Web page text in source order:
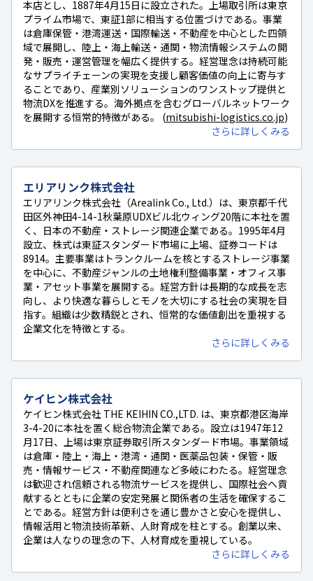
本店とし、1887年4月15日に設立された。上場取引所は東京
プライム市場で、東証1部に相当する位置づけである。事業
は倉庫保管・港湾運送・国際輸送・不動産を中心とした四領
域で展開し、陸上・海上輸送・通関・物流情報システムの開
発・販売・運営管理を幅広く提供する。経営理念は持続可能
なサプライチェーンの実現を支援し顧客価値の向上に寄与す
ることであり、産業別ソリューションのワンストップ提供と
物流DXを推進する。海外拠点を含むグローバルネットワーク
を展開する恒常的特徴がある。 (mitsubishi-logistics.co.jp)
さらに詳しくみる
エリアリンク株式会社
エリアリンク株式会社（Arealink Co., Ltd.）は、東京都千代
田区外神田4-14-1秋葉原UDXビル北ウィング20階に本社を置
く、日本の不動産・ストレージ関連企業である。1995年4月
設立、株式は東証スタンダード市場に上場、証券コードは
8914。主要事業はトランクルームを核とするストレージ事業
を中心に、不動産ジャンルの土地権利整備事業・オフィス事
業・アセット事業を展開する。経営方針は長期的な成長を志
向し、より快適な暮らしとモノを大切にする社会の実現を目
指す。組織は少数精鋭とされ、恒常的な価値創出を重視する
企業文化を特徴とする。
さらに詳しくみる
ケイヒン株式会社
ケイヒン株式会社 THE KEIHIN CO.,LTD. は、東京都港区海岸
3-4-20に本社を置く総合物流企業である。設立は1947年12
月17日、上場は東京証券取引所スタンダード市場。事業領域
は倉庫・陸上・海上・港湾・通関・医薬品包装・保管・販
売・情報サービス・不動産関連など多岐にわたる。経営理念
は歓迎され信頼される物流サービスを提供し、国際社会へ貢
献するとともに企業の安定発展と関係者の生活を確保するこ
とである。経営方針は便利さを通じ豊かさと安心を提供し、
情報活用と物流技術革新、人財育成を柱とする。創業以来、
企業は人なりの理念の下、人材育成を重視している。
さらに詳しくみる